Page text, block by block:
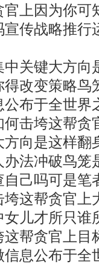
上因为你可
传战略推行
关键大方向
改变策略鸟
布于全世界
击垮这帮贪
向是这样翻
法冲破鸟笼
己吗可是笔
这帮贪官上
儿才所只谁
帮贪官上目
息公布于全